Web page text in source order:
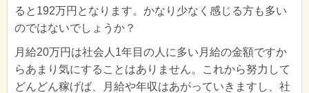
ると192万円となります。かなり少なく感じる方も多い
のではないでしょうか？
月給20万円は社会人1年目の人に多い月給の金額ですか
らあまり気にすることはありません。これから努力して
どんどん稼げば、月給や年収はあがっていきますし、社